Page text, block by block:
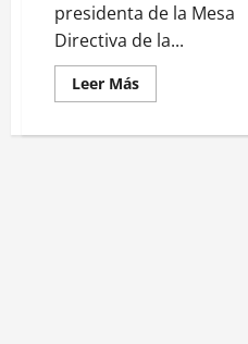
presidenta de la Mesa
Directiva de la...
Leer MásLeer
más
La